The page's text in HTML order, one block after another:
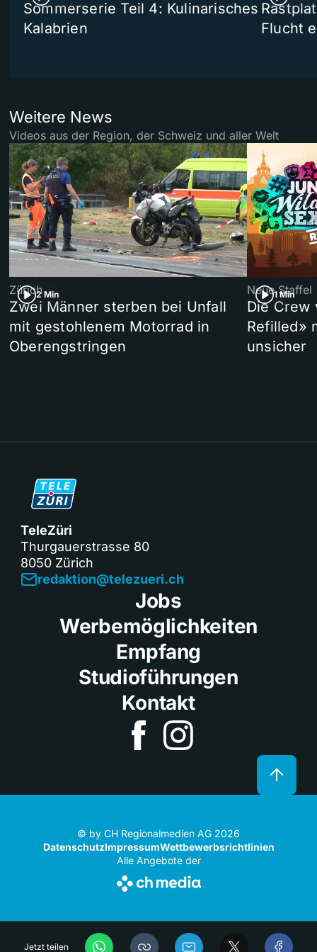
Jetzt teilen
Sommerserie Teil 4: Kulinarisches
Kalabrien
Flucht
Weitere News
Videos aus der Region, der Schweiz und aller Welt
2 Min
Zürich
Zwei Männer sterben bei Unfall
mit gestohlenem Motorrad in
Oberengstringen
1 Min
Neue Staffel
Die Crew
Refilled»
unsicher
TeleZüri
Thurgauerstrasse 80
8050 Zürich
redaktion@telezueri.ch
Jobs
Werbemöglichkeiten
Empfang
Studioführungen
Kontakt
© by CH Regionalmedien AG 2026
DatenschutzImpressumWettbewerbsrichtlinien
Alle Angebote der